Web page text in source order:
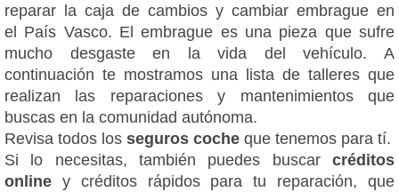
reparar la caja de cambios y cambiar embrague en
el País Vasco. El embrague es una pieza que sufre
mucho desgaste en la vida del vehículo. A
continuación te mostramos una lista de talleres que
realizan las reparaciones y mantenimientos que
buscas en la comunidad autónoma.
Revisa todos los seguros coche que tenemos para tí.
Si lo necesitas, también puedes buscar créditos
online y créditos rápidos para tu reparación, que